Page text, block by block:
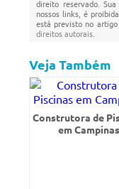
direito reservado.
nossos links, é
está previsto no
direitos autorais
Veja Também
Construtora de
em Campinas